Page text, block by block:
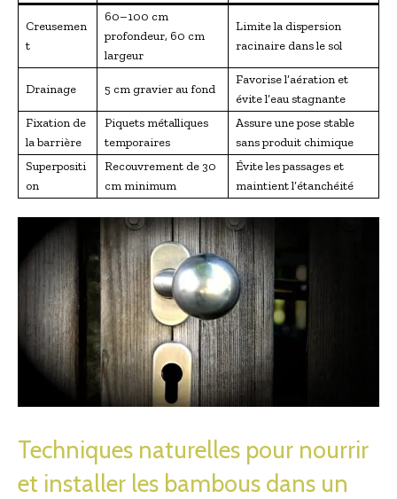
Creusemen
t
60–100 cm
profondeur, 60 cm
largeur
Limite la dispersion
racinaire dans le sol
Drainage 5 cm gravier au fond
Favorise l’aération et
évite l’eau stagnante
Fixation de
la barrière
Piquets métalliques
temporaires
Assure une pose stable
sans produit chimique
Superpositi
on
Recouvrement de 30
cm minimum
Évite les passages et
maintient l’étanchéité
Techniques naturelles pour nourrir
et installer les bambous dans un